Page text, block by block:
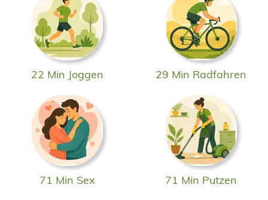
22 Min Joggen 29 Min Radfahren
71 Min Sex 71 Min Putzen